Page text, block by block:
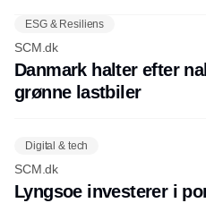
ESG & Resiliens
SCM.dk
Danmark halter efter
grønne lastbiler
Digital & tech
SCM.dk
Lyngsoe investerer i